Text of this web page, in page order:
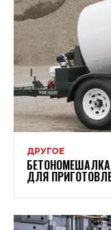
ДРУГОЕ
ДЛЯ